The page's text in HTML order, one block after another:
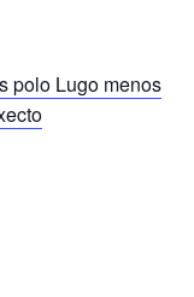
polo Lugo menos